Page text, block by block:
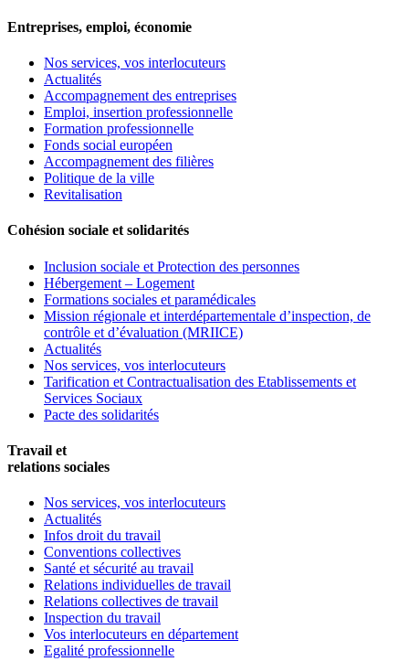
Entreprises, emploi, économie
Nos services, vos interlocuteurs
Actualités
Accompagnement des entreprises
Emploi, insertion professionnelle
Formation professionnelle
Fonds social européen
Accompagnement des filières
Politique de la ville
Revitalisation
Cohésion sociale et solidarités
Inclusion sociale et Protection des personnes
Hébergement – Logement
Formations sociales et paramédicales
Mission régionale et interdépartementale d’inspection, de
contrôle et d’évaluation (MRIICE)
Actualités
Nos services, vos interlocuteurs
Tarification et Contractualisation des Etablissements et
Services Sociaux
Pacte des solidarités
Travail et
relations sociales
Nos services, vos interlocuteurs
Actualités
Infos droit du travail
Conventions collectives
Santé et sécurité au travail
Relations individuelles de travail
Relations collectives de travail
Inspection du travail
Vos interlocuteurs en département
Egalité professionnelle